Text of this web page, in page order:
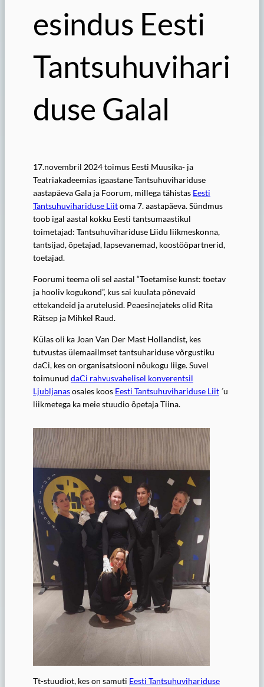
esindus Eesti
Tantsuhuvihari
duse Galal
17.novembril 2024 toimus Eesti Muusika- ja
Teatriakadeemias igaastane Tantsuhuvihariduse
aastapäeva Gala ja Foorum, millega tähistas Eesti
Tantsuhuvihariduse Liitoma 7. aastapäeva. Sündmus
toob igal aastal kokku Eesti tantsumaastikul
toimetajad: Tantsuhuvihariduse Liidu liikmeskonna,
tantsijad, õpetajad, lapsevanemad, koostööpartnerid,
toetajad.
Foorumi teema oli sel aastal “Toetamise kunst: toetav
ja hooliv kogukond”, kus sai kuulata põnevaid
ettekandeid ja arutelusid. Peaesinejateks olid Rita
Rätsep ja Mihkel Raud.
Külas oli ka Joan Van Der Mast Hollandist, kes
tutvustas ülemaailmset tantsuhariduse võrgustiku
daCi, kes on organisatsiooni nõukogu liige. Suvel
toimunud daCi rahvusvahelisel konverentsil
Ljubljanasosales koos Eesti Tantsuhuvihariduse Liit ´u
liikmetega ka meie stuudio õpetaja Tiina.
Tt-stuudiot, kes on samuti Eesti Tantsuhuvihariduse